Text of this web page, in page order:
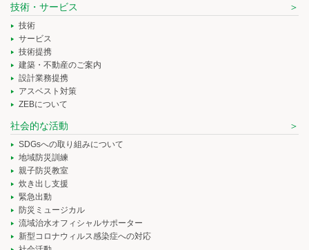
技術・サービス
技術
サービス
技術提携
建築・不動産のご案内
設計業務提携
アスベスト対策
ZEBについて
社会的な活動
SDGsへの取り組みについて
地域防災訓練
親子防災教室
炊き出し支援
緊急出動
防災ミュージカル
流域治水オフィシャルサポーター
新型コロナウィルス感染症への対応